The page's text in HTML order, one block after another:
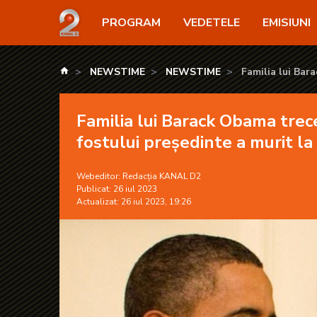
Familia lui Barack Obama trece prin momente
PROGRAM VEDETELE EMISIUNI
kanald.ro
NEWSTIME NEWSTIME
Familia lui
Familia lui Barack Obama
fostului președinte a murit la
Webeditor: Redacția KANAL D2
Publicat: 26 iul 2023
Actualizat: 26 iul 2023, 19:26